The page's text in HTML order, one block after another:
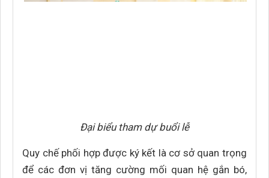
Đại biểu tham dự buổi lễ
Quy chế phối hợp được ký kết là cơ sở quan trọng
để các đơn vị tăng cường mối quan hệ gắn bó,